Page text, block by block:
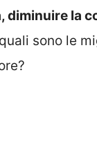
diminuire la
sono le